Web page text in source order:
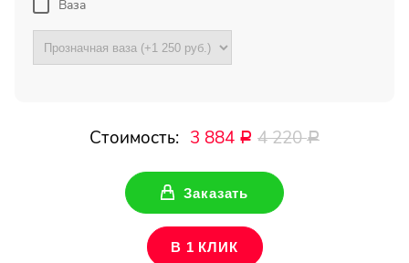
ПОДПИШИТЕСЬ!
Ваза
Стоимость: 3 884 Р 4 220Р
Заказать
В 1 КЛИК